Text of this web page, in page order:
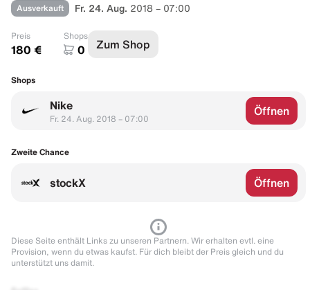
Ausverkauft Fr. 24. Aug. 2018 – 07:00
Preis
180 €
Shops
0 Zum Shop
Shops
Nike
Fr. 24. Aug. 2018 – 07:00
Öffnen
Zweite Chance
stockX Öffnen
Diese Seite enthält Links zu unseren Partnern. Wir erhalten evtl. eine
Provision, wenn du etwas kaufst. Für dich bleibt der Preis gleich und du
unterstützt uns damit.